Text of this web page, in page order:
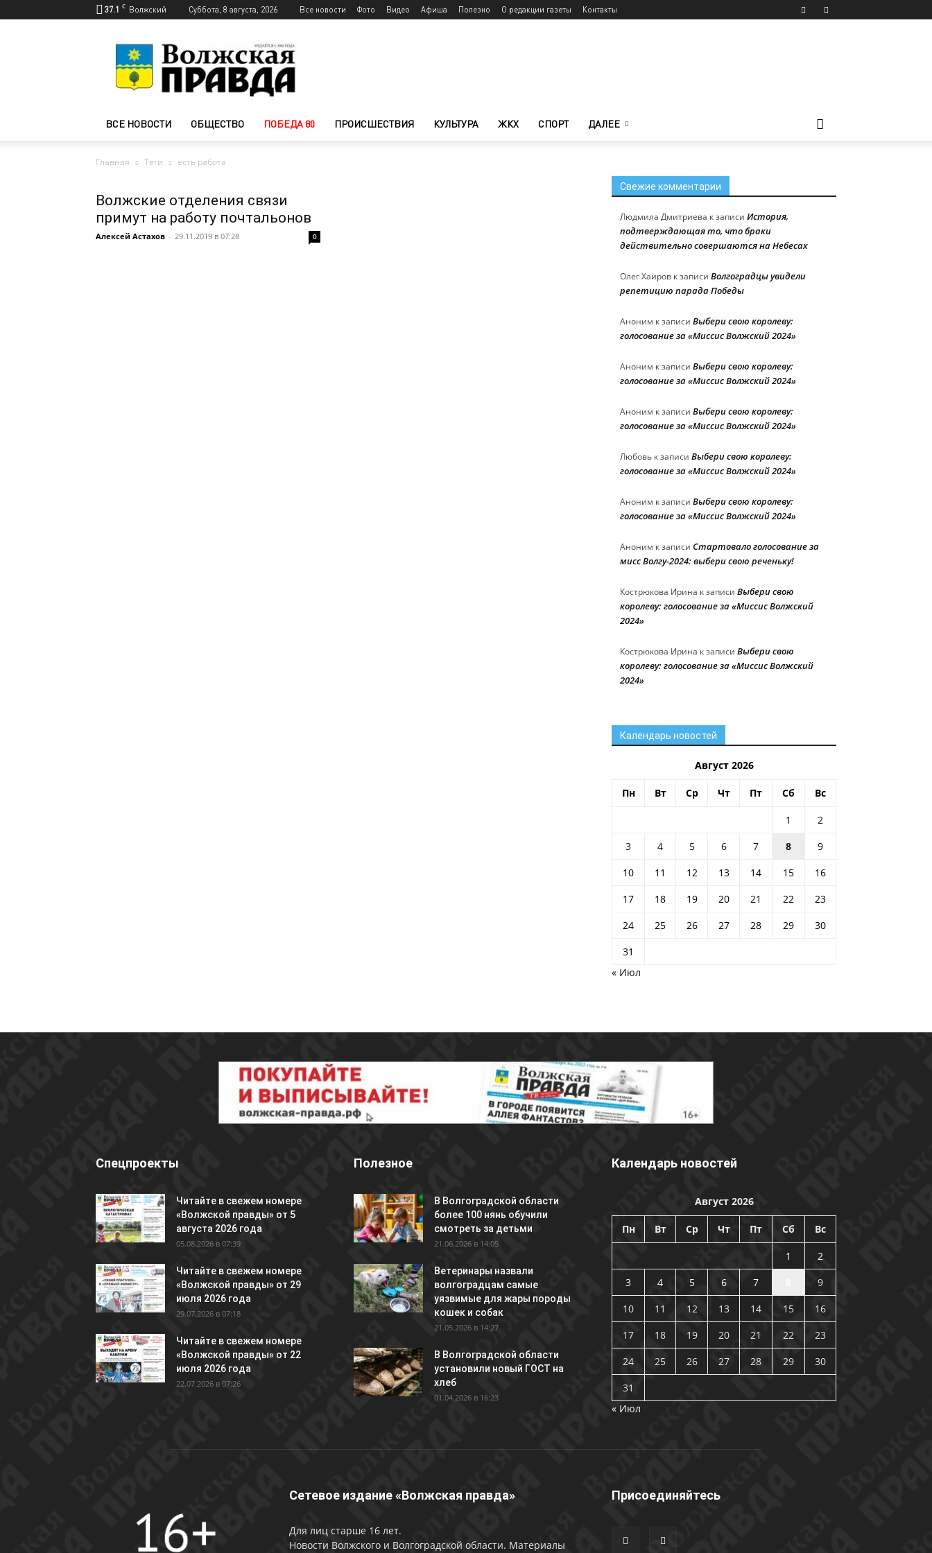
37.1 C Волжский Суббота, 8 августа, 2026 Все новости Фото Видео Афиша Полезно О редакции газеты Контакты
Волжского
—
Волжская
ВСЕ НОВОСТИ ОБЩЕСТВО ПОБЕДА 80 ПРОИСШЕСТВИЯ КУЛЬТУРА ЖКХ СПОРТ ДАЛЕЕ
Главная Теги есть работа
Волжские отделения связи
примут на работу почтальонов
Алексей Астахов - 29.11.2019 в 07:28 0
Свежие комментарии
Людмила Дмитриева к записи История,
подтверждающая то, что браки
действительно совершаются на Небесах
Олег Хаиров к записи Волгоградцы увидели
репетицию парада Победы
Аноним к записи Выбери свою королеву:
голосование за «Миссис Волжский 2024»
Аноним к записи Выбери свою королеву:
голосование за «Миссис Волжский 2024»
Аноним к записи Выбери свою королеву:
голосование за «Миссис Волжский 2024»
Любовь к записи Выбери свою королеву:
голосование за «Миссис Волжский 2024»
Аноним к записи Выбери свою королеву:
голосование за «Миссис Волжский 2024»
Аноним к записи Стартовало голосование за
мисс Волгу-2024: выбери свою реченьку!
Кострюкова Ирина к записи Выбери свою
королеву: голосование за «Миссис Волжский
2024»
Кострюкова Ирина к записи Выбери свою
королеву: голосование за «Миссис Волжский
2024»
Календарь новостей
Август 2026
Пн Вт Ср Чт Пт Сб Вс
1
2
3
4 5 6 7 8
9
10
11 12 13 14 15
16
17
18 19 20 21 22
23
24
25 26 27 28 29
30
31
« Июл
Спецпроекты
Читайте в свежем номере
«Волжской правды» от 5
августа 2026 года
05.08.2026 в 07:39
Читайте в свежем номере
«Волжской правды» от 29
июля 2026 года
29.07.2026 в 07:18
Читайте в свежем номере
«Волжской правды» от 22
июля 2026 года
22.07.2026 в 07:26
Полезное
В Волгоградской области
более 100 нянь обучили
смотреть за детьми
21.06.2026 в 14:05
Ветеринары назвали
волгоградцам самые
уязвимые для жары породы
кошек и собак
21.05.2026 в 14:27
В Волгоградской области
установили новый ГОСТ на
хлеб
01.04.2026 в 16:23
Календарь новостей
Август 2026
Пн Вт Ср Чт Пт Сб Вс
1
2
3
4 5 6 7
9
10
11 12 13 14 15
16
17
18 19 20 21 22
23
24
25 26 27 28 29
30
31
« Июл
Сетевое издание «Волжская правда»
Для лиц старше 16 лет.
Новости Волжского и Волгоградской области. Материалы
Присоединяйтесь